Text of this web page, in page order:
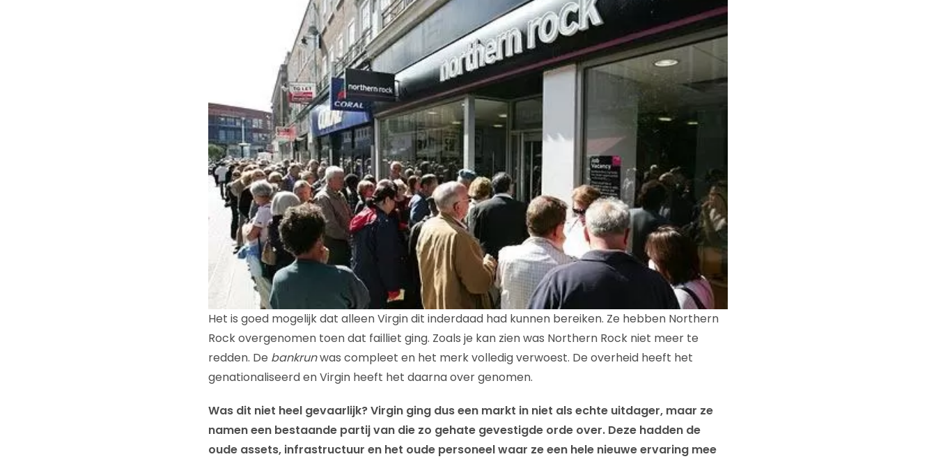
Het is goed mogelijk dat alleen Virgin dit inderdaad had kunnen bereiken. Ze hebben Northern
Rock overgenomen toen dat failliet ging. Zoals je kan zien was Northern Rock niet meer te
redden. De bankrunwas compleet en het merk volledig verwoest. De overheid heeft het
genationaliseerd en Virgin heeft het daarna over genomen.
Was dit niet heel gevaarlijk? Virgin ging dus een markt in niet als echte uitdager, maar ze
namen een bestaande partij van die zo gehate gevestigde orde over. Deze hadden de
oude assets, infrastructuur en het oude personeel waar ze een hele nieuwe ervaring mee